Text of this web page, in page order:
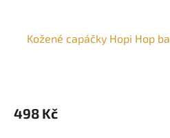
Kožené capáčky Hopi Hop
498 Kč